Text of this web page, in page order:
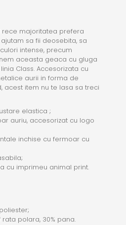
rece majoritatea prefera
sa fii deosebita, sa
intense, precum
aceasta geaca cu gluga
Class. Accesorizata cu
aurii in forma de
acest item nu te lasa sa treci
elastica ;
auriu, accesorizat cu logo
inchise cu fermoar cu
cu imprimeu animal print.
rata polara, 30% pana.